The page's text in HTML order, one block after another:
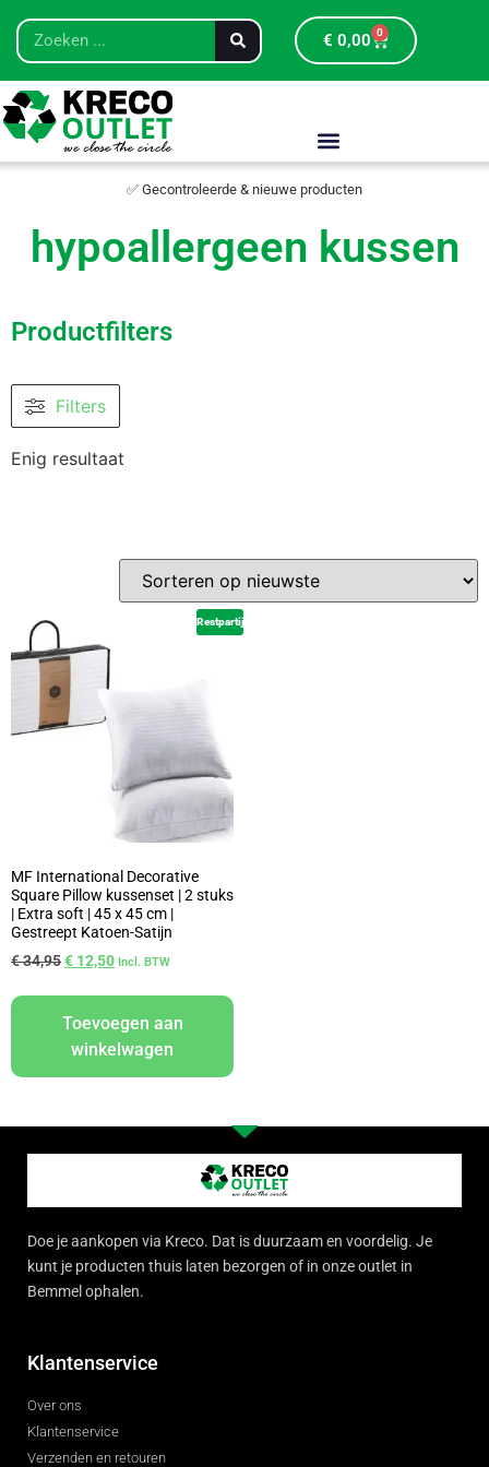
€ 0,00 0
✅ Gecontroleerde & nieuwe producten
hypoallergeen kussen
Productfilters
Filters
Enig resultaat
Restpartij
MF International Decorative
Square Pillow kussenset | 2 stuks
| Extra soft | 45 x 45 cm |
Gestreept Katoen-Satijn
€34,95€ 12,50 Incl. BTW
Toevoegen aan
winkelwagen
Doe je aankopen via Kreco. Dat is duurzaam en voordelig. Je
kunt je producten thuis laten bezorgen of in onze outlet in
Bemmel ophalen.
Klantenservice
Over ons
Klantenservice
Verzenden en retouren